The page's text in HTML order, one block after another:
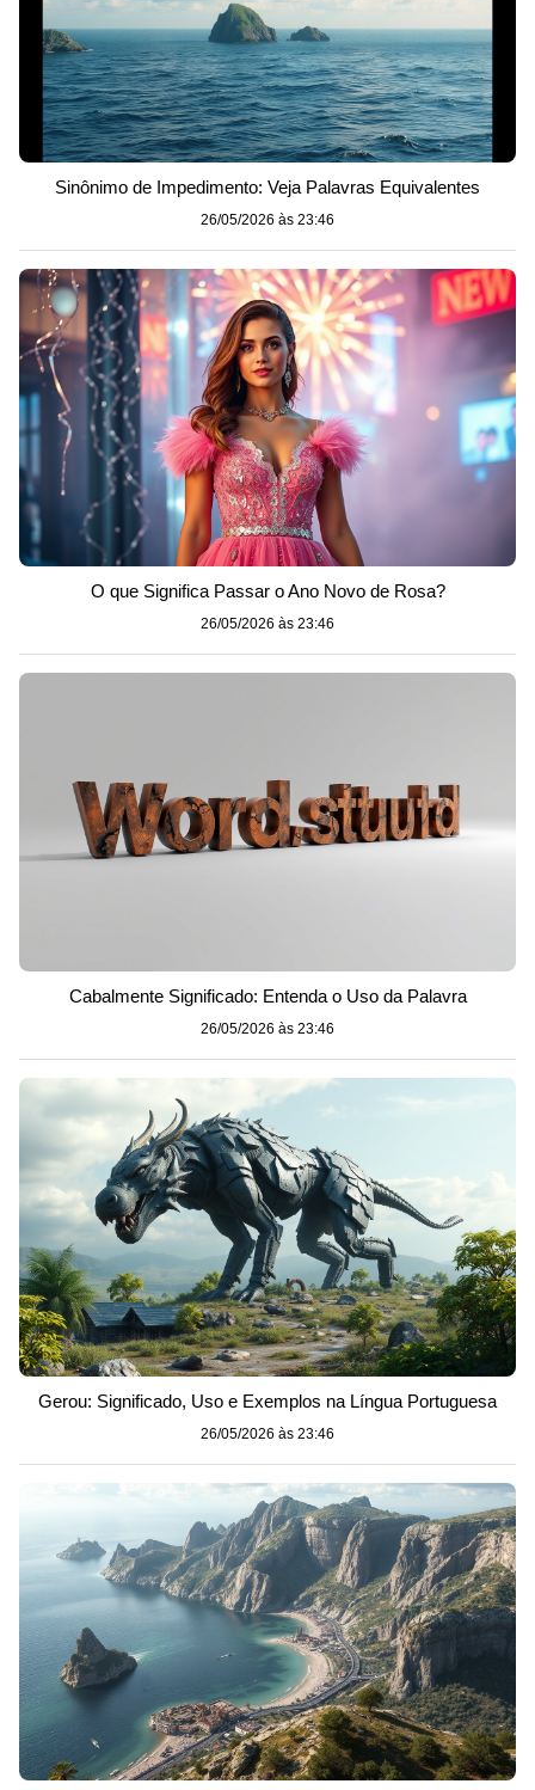
Sinônimo de Impedimento: Veja Palavras Equivalentes
26/05/2026 às 23:46
O que Significa Passar o Ano Novo de Rosa?
26/05/2026 às 23:46
Cabalmente Significado: Entenda o Uso da Palavra
26/05/2026 às 23:46
Gerou: Significado, Uso e Exemplos na Língua Portuguesa
26/05/2026 às 23:46